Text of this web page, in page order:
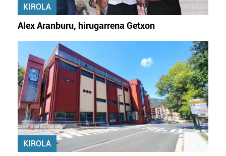
KIROLA
Alex Aranburu, hirugarrena Getxon
KIROLA